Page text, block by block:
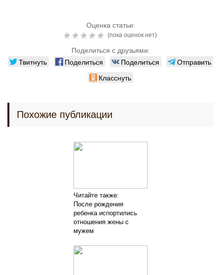
Оценка статьи:
(пока оценок нет)
Поделиться с друзьями:
Твитнуть Поделиться Поделиться
Отправить
Класснуть
Похожие публикации
Читайте также:
После рождения
ребенка испортились
отношения жены с
мужем